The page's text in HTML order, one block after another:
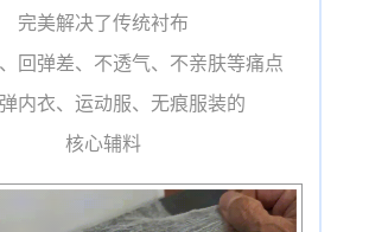
完美解决了传统衬布
回弹差、不透气、不亲肤等痛点
内衣、运动服、无痕服装的
核心辅料